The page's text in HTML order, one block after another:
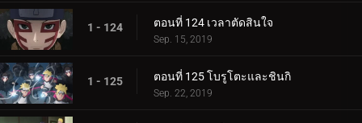
1 - 124 ตอนที่ 124 เวลาตัดสินใจ
Sep. 15, 2019
1 - 125 ตอนที่ 125 โบรูโตะและชินกิ
Sep. 22, 2019